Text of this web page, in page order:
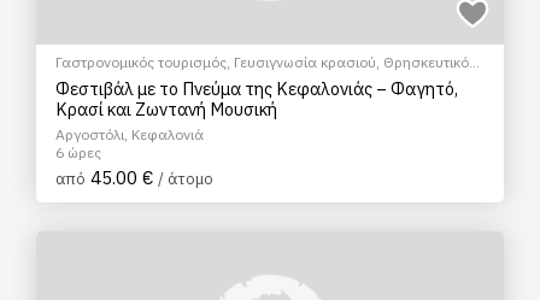
Γαστρονομικός τουρισμός, Γευσιγνωσία κρασιού, Θρησκευτικός
Τουρισμός , Πολιτιστικά - Πολιτισμικά
Φεστιβάλ με το Πνεύμα της Κεφαλονιάς – Φαγητό,
Κρασί και Ζωντανή Μουσική
Αργοστόλι, Κεφαλονιά
6 ώρες
από 45.00 € / άτομο